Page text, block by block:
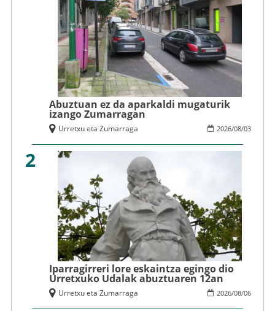
Abuztuan ez da aparkaldi mugaturik
izango Zumarragan
2026/08/03
Urretxu eta Zumarraga
2
Iparragirreri lore eskaintza egingo dio
Urretxuko Udalak abuztuaren 12an
2026/08/06
Urretxu eta Zumarraga